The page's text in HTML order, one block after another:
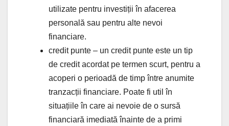
utilizate pentru investiții în afacerea
personală sau pentru alte nevoi
financiare.
credit punte – un credit punte este un tip
de credit acordat pe termen scurt, pentru a
acoperi o perioadă de timp între anumite
tranzacții financiare. Poate fi util în
situațiile în care ai nevoie de o sursă
financiară imediată înainte de a primi